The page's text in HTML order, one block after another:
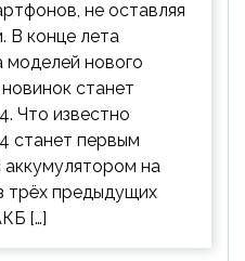
не оставляя
В конце лета
нового
станет
Что известно
станет первым
на
трёх предыдущих
[…]